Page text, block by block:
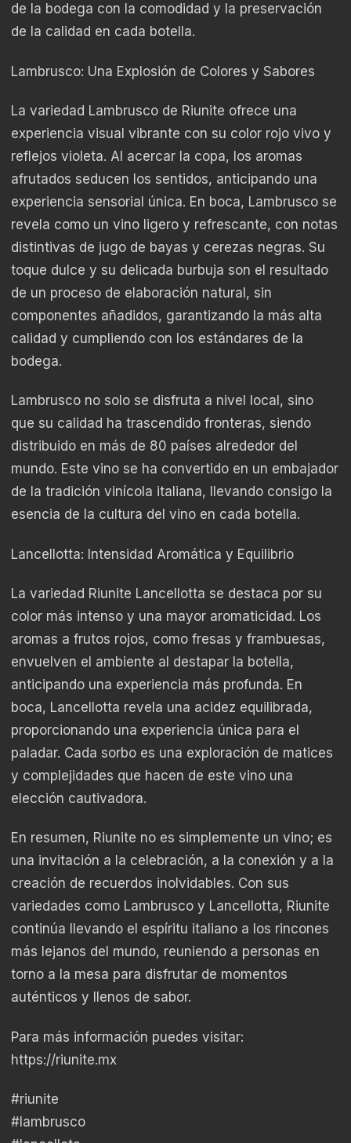
de la bodega con la comodidad y la preservación
de la calidad en cada botella.
Lambrusco: Una Explosión de Colores y Sabores
La variedad Lambrusco de Riunite ofrece una
experiencia visual vibrante con su color rojo vivo y
reflejos violeta. Al acercar la copa, los aromas
afrutados seducen los sentidos, anticipando una
experiencia sensorial única. En boca, Lambrusco se
revela como un vino ligero y refrescante, con notas
distintivas de jugo de bayas y cerezas negras. Su
toque dulce y su delicada burbuja son el resultado
de un proceso de elaboración natural, sin
componentes añadidos, garantizando la más alta
calidad y cumpliendo con los estándares de la
bodega.
Lambrusco no solo se disfruta a nivel local, sino
que su calidad ha trascendido fronteras, siendo
distribuido en más de 80 países alrededor del
mundo. Este vino se ha convertido en un embajador
de la tradición vinícola italiana, llevando consigo la
esencia de la cultura del vino en cada botella.
Lancellotta: Intensidad Aromática y Equilibrio
La variedad Riunite Lancellotta se destaca por su
color más intenso y una mayor aromaticidad. Los
aromas a frutos rojos, como fresas y frambuesas,
envuelven el ambiente al destapar la botella,
anticipando una experiencia más profunda. En
boca, Lancellotta revela una acidez equilibrada,
proporcionando una experiencia única para el
paladar. Cada sorbo es una exploración de matices
y complejidades que hacen de este vino una
elección cautivadora.
En resumen, Riunite no es simplemente un vino; es
una invitación a la celebración, a la conexión y a la
creación de recuerdos inolvidables. Con sus
variedades como Lambrusco y Lancellotta, Riunite
continúa llevando el espíritu italiano a los rincones
más lejanos del mundo, reuniendo a personas en
torno a la mesa para disfrutar de momentos
auténticos y llenos de sabor.
Para más información puedes visitar:
https://riunite.mx
#riunite
#lambrusco